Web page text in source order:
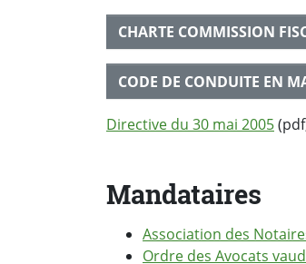
CHARTE COMMISSION
CODE DE CONDUITE EN
Directive du 30 mai 2005
Mandataires
Association des
Ordre des Avocats